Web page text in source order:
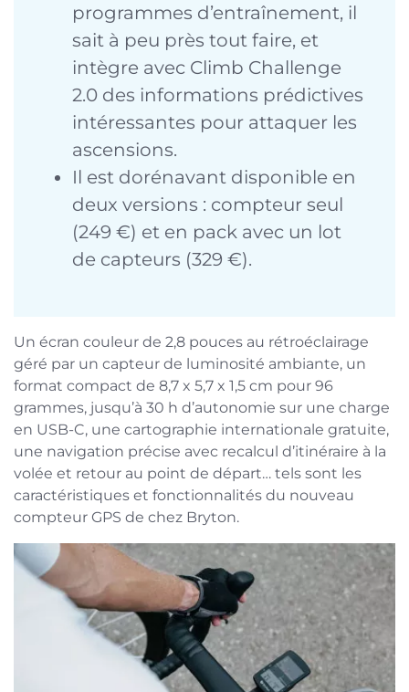
programmes d’entraînement, il
sait à peu près tout faire, et
intègre avec Climb Challenge
2.0 des informations prédictives
intéressantes pour attaquer les
ascensions.
Il est dorénavant disponible en
deux versions : compteur seul
(249 €) et en pack avec un lot
de capteurs (329 €).
Un écran couleur de 2,8 pouces au rétroéclairage
géré par un capteur de luminosité ambiante, un
format compact de 8,7 x 5,7 x 1,5 cm pour 96
grammes, jusqu’à 30 h d’autonomie sur une charge
en USB-C, une cartographie internationale gratuite,
une navigation précise avec recalcul d’itinéraire à la
volée et retour au point de départ… tels sont les
caractéristiques et fonctionnalités du nouveau
compteur GPS de chez Bryton.